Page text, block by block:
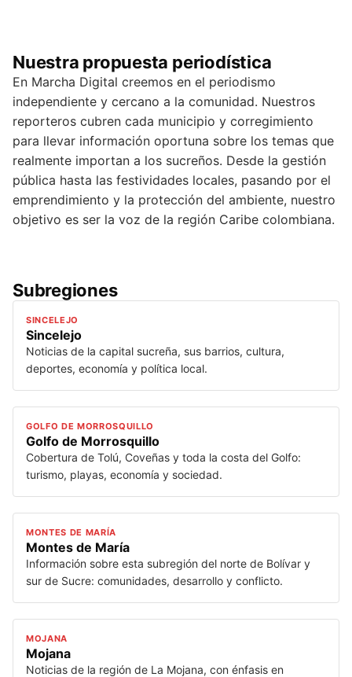
Nuestra propuesta periodística
En Marcha Digital creemos en el periodismo
independiente y cercano a la comunidad. Nuestros
reporteros cubren cada municipio y corregimiento
para llevar información oportuna sobre los temas que
realmente importan a los sucreños. Desde la gestión
pública hasta las festividades locales, pasando por el
emprendimiento y la protección del ambiente, nuestro
objetivo es ser la voz de la región Caribe colombiana.
Subregiones
SINCELEJO
Sincelejo
Noticias de la capital sucreña, sus barrios, cultura,
deportes, economía y política local.
GOLFO DE MORROSQUILLO
Golfo de Morrosquillo
Cobertura de Tolú, Coveñas y toda la costa del Golfo:
turismo, playas, economía y sociedad.
MONTES DE MARÍA
Montes de María
Información sobre esta subregión del norte de Bolívar y
sur de Sucre: comunidades, desarrollo y conflicto.
MOJANA
Mojana
Noticias de la región de La Mojana, con énfasis en